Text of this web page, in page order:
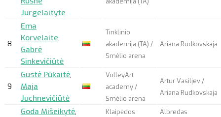
Jurgelaityte
8
Ema
Korvelaite,
Gabrė
Sinkevičiūtė
Tinklinio
akademija (TA) /
Smėlio arena
Ariana Rudkovskaja
9
Gustė Pūkaitė,
Maja
Juchnevičiūtė
VolleyArt
academy /
Smėlio arena
Artur Vasiljev /
Ariana Rudkovskaja
Goda Mišeikytė,
Klaipėdos
Albredas